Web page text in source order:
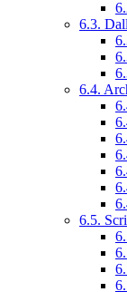
6.3.
6.4.
6.5.